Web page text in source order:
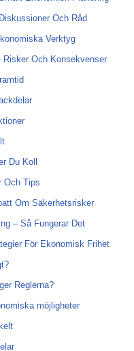
Och Råd
Verktyg
Risker Och Konsekvenser
Du Koll
Och Tips
Om Säkerhetsrisker
– Så Fungerar Det
För Ekonomisk Frihet
Reglerna?
möjligheter